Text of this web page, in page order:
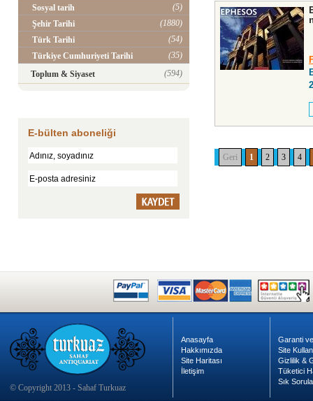
Sosyal tarih
(5)
Şehir Tarihi
(1880)
Türk Tarihi
(54)
Türkiye Cumhuriyeti Tarihi
(35)
Toplum & Siyaset
(594)
E-bülten aboneliği
Geri 1 2 3 4
© Copyright 2013 - Sahaf Turkuaz
Anasayfa
Hakkımızda
Site Haritası
İletişim
Garanti
Site
Gizlilik &
Tüketici
Sık